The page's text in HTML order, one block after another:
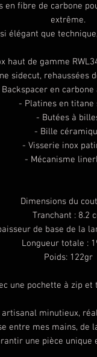
en fibre de carbone
extrême.
élégant que
haut de gamme
sidecut, rehaussées
Backspacer en carbone
- Platines en titane
- Butées à
- Bille
- Visserie inox
- Mécanisme
Dimensions du
Tranchant : 8.2
de base de la
Longueur totale :
Poids: 122gr
une pochette à zip et
minutieux,
entre mes mains,
une pièce unique